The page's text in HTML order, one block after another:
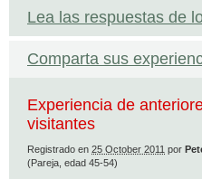
Lea las respuestas de
Comparta sus
Experiencia de
visitantes
Registrado en 25 October 2011 por
(Pareja, edad 45-54)